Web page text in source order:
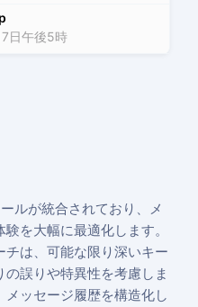
日午後5時
ルが統合されており、メ
を大幅に最適化します。
は、可能な限り深いキー
誤りや特異性を考慮しま
ッセージ履歴を構造化し